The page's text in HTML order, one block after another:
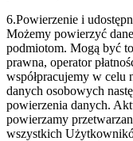
6.Powierzenie i
Możemy powierzyć
podmiotom. Mogą być
prawna, operator
współpracujemy w celu
danych osobowych
powierzenia danych.
powierzamy
wszystkich